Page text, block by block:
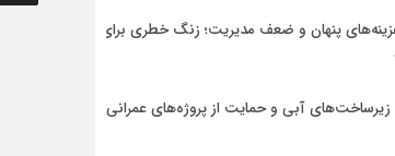
پنهان و ضعف مدیریت؛ زنگ خطری برای
آبی و حمایت از پروژه‌های عمرانی